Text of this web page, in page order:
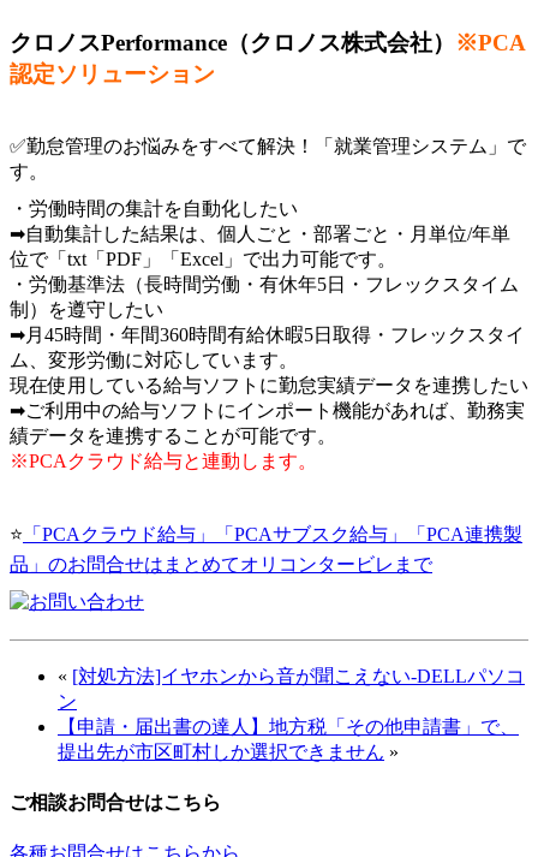
クロノスPerformance（クロノス株式会社） ※PCA
認定ソリューション
✅勤怠管理のお悩みをすべて解決！ 「就業管理システム」 で
す。
・労働時間の集計を自動化したい
➡自動集計した結果は、個人ごと・部署ごと・月単位/年単
位で「txt「PDF」「Excel」で出力可能です。
・労働基準法（長時間労働・有休年5日・フレックスタイム
制）を遵守したい
➡月45時間・年間360時間有給休暇5日取得・フレックスタイ
ム、変形労働に対応しています。
現在使用している給与ソフトに勤怠実績データを連携したい
➡ご利用中の給与ソフトにインポート機能があれば、勤務実
績データを連携することが可能です。
※PCAクラウド給与と連動します。
⭐ 「PCAクラウド給与」「PCAサブスク給与」「PCA連携製
品」のお問合せはまとめてオリコンタービレまで
« [対処方法]イヤホンから音が聞こえない-DELLパソコ
ン
【申請・届出書の達人】地方税「その他申請書」で、
提出先が市区町村しか選択できません »
ご相談お問合せはこちら
各種お問合せはこちらから